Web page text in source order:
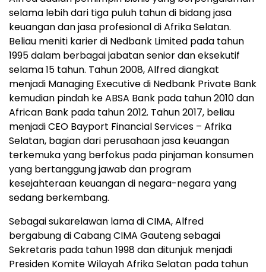
selama lebih dari tiga puluh tahun di bidang jasa
keuangan dan jasa profesional di Afrika Selatan.
Beliau meniti karier di Nedbank Limited pada tahun
1995 dalam berbagai jabatan senior dan eksekutif
selama 15 tahun. Tahun 2008, Alfred diangkat
menjadi Managing Executive di Nedbank Private Bank
kemudian pindah ke ABSA Bank pada tahun 2010 dan
African Bank pada tahun 2012. Tahun 2017, beliau
menjadi CEO Bayport Financial Services – Afrika
Selatan, bagian dari perusahaan jasa keuangan
terkemuka yang berfokus pada pinjaman konsumen
yang bertanggung jawab dan program
kesejahteraan keuangan di negara-negara yang
sedang berkembang.
Sebagai sukarelawan lama di CIMA, Alfred
bergabung di Cabang CIMA Gauteng sebagai
Sekretaris pada tahun 1998 dan ditunjuk menjadi
Presiden Komite Wilayah Afrika Selatan pada tahun